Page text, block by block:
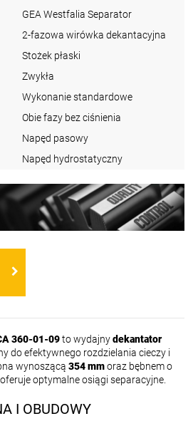
GEA Westfalia Separator
2-fazowa wirówka dekantacyjna
Stożek płaski
Zwykła
Wykonanie standardowe
Obie fazy bez ciśnienia
Napęd pasowy
Napęd hydrostatyczny
360-01-09to wydajnydekantator
do efektywnego rozdzielania cieczy i
wynoszącą 354 mmoraz bębnem o
optymalne osiągi separacyjne.
I OBUDOWY